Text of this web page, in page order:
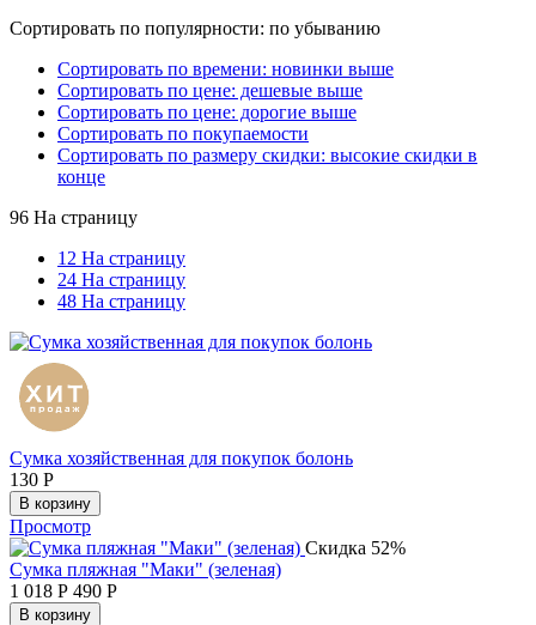
Сортировать по популярности: по убыванию
Сортировать по времени: новинки выше
Сортировать по цене: дешевые выше
Сортировать по цене: дорогие выше
Сортировать по покупаемости
Сортировать по размеру скидки: высокие скидки в
конце
96 На страницу
12 На страницу
24 На страницу
48 На страницу
Сумка хозяйственная для покупок болонь
130 Р
В корзину
Просмотр
Скидка 52%
Сумка пляжная "Маки" (зеленая)
1 018 Р 490 Р
В корзину